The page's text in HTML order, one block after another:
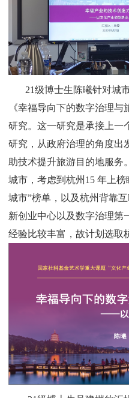
21级博士生陈曦针对城
《幸福导向下的数字治理
研究。这一研究是承接上一
研究，从政府治理的角度出
助技术提升旅游目的地服务
城市，考虑到杭州 15年上榜
城市”榜单，以及杭州背靠
新创业中心以及数字治理第
经验比较丰富，故计划选取